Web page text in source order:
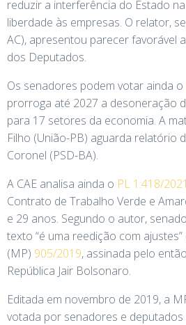
reduzir a interferência do Estado
liberdade às empresas. O relator,
AC), apresentou parecer favorável
dos Deputados.
Os senadores podem votar ainda o
prorroga até 2027 a desoneração
para 17 setores da economia. A
Filho (União-PB) aguarda relatório
Coronel (PSD-BA).
A CAE analisa ainda o PL 1.418/2021
Contrato de Trabalho Verde e
e 29 anos. Segundo o autor,
texto “é uma reedição com
(MP) 905/2019, assinada pelo
República Jair Bolsonaro.
Editada em novembro de 2019, a
votada por senadores e deputados